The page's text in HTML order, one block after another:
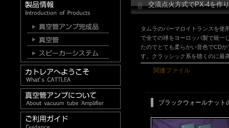
交流点火方式でPX-4を作
タムラのパーマロイトランスを使
で全ての球をヨーロッパ製で統一
たのでとても柔らかい音色でCD
す。クラッシック系を聴くのに最
関連ファイル
ブラックウォールナット